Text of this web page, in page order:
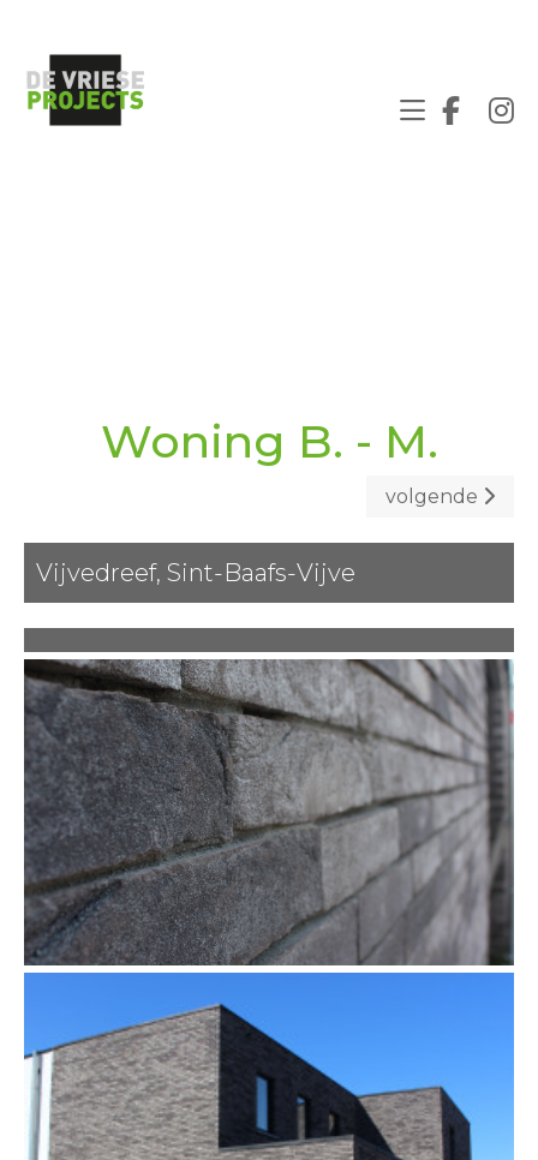
Woning B. - M.
volgende
Vijvedreef, Sint-Baafs-Vijve
Vorige
Volgende